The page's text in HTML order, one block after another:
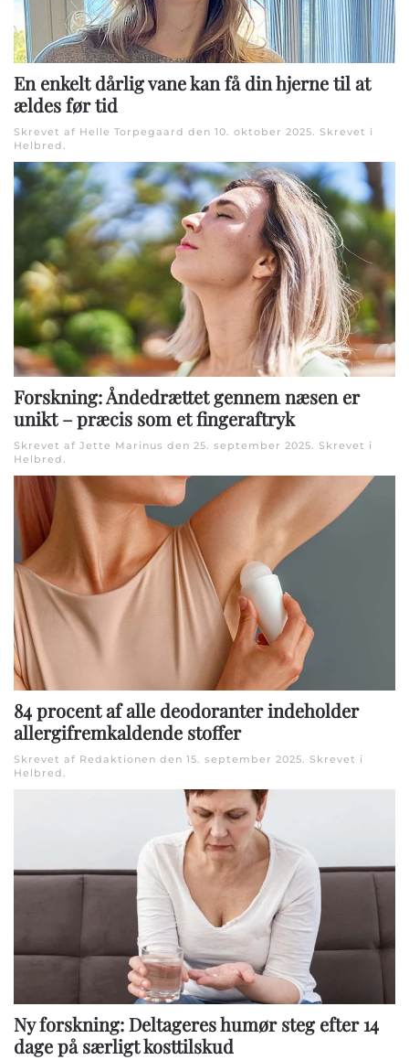
En enkelt dårlig vane kan få din hjerne til at
ældes før tid
Skrevet af Helle Torpegaard den 10. oktober 2025. Skrevet i
Helbred.
Forskning: Åndedrættet gennem næsen er
unikt – præcis som et fingeraftryk
Skrevet af Jette Marinus den 25. september 2025. Skrevet i
Helbred.
84 procent af alle deodoranter indeholder
allergifremkaldende stoffer
Skrevet af Redaktionen den 15. september 2025. Skrevet i
Helbred.
Ny forskning: Deltageres humør steg efter 14
dage på særligt kosttilskud